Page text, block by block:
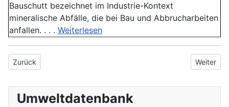
Bauschutt bezeichnet im Industrie-Kontext
mineralische Abfälle, die bei Bau und Abbrucharbeiten
anfallen. . . . Weiterlesen
Vorheriger Beitrag: Müll
Zurück Nächster
Weiter
Umweltdatenbank